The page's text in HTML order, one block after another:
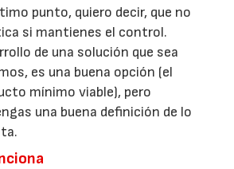
punto, quiero decir, que no
si mantienes el control.
de una solución que sea
es una buena opción (el
mínimo viable), pero
una buena definición de lo